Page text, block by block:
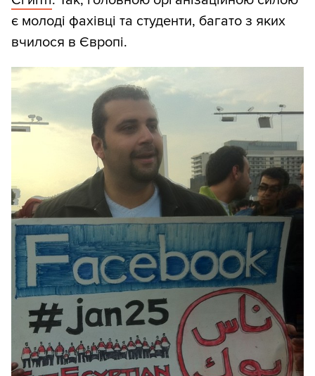
є молоді фахівці та студенти, багато з яких
вчилося в Європі.